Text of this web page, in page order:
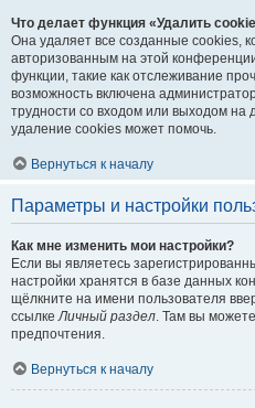
Что делает функция «Удалить
Она удаляет все созданные cookies,
авторизованным на этой
функции, такие как отслеживание
возможность включена
трудности со входом или выходом на
удаление cookies может помочь.
Вернуться к началу
Параметры и настройки
Как мне изменить мои настройки?
Если вы являетесь
настройки хранятся в базе данных
щёлкните на имени пользователя
ссылке Личный раздел . Там вы
предпочтения.
Вернуться к началу